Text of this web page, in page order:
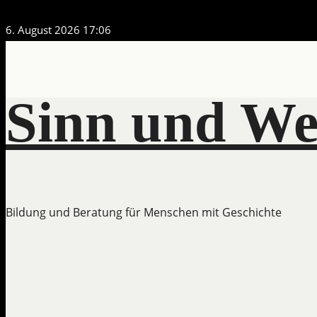
Zum
6. August 2026 17:06
Sinn und
Bildung und Beratung für Menschen mit Geschichte